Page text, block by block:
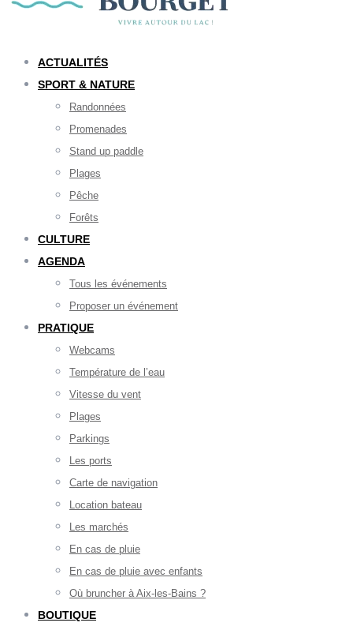
ACTUALITÉS
SPORT & NATURE
Randonnées
Promenades
Stand up paddle
Plages
Pêche
Forêts
CULTURE
AGENDA
Tous les événements
Proposer un événement
PRATIQUE
Webcams
Température de l’eau
Vitesse du vent
Plages
Parkings
Les ports
Carte de navigation
Location bateau
Les marchés
En cas de pluie
En cas de pluie avec enfants
Où bruncher à Aix-les-Bains ?
BOUTIQUE